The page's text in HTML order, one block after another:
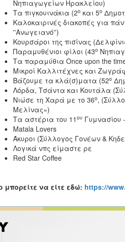
Νηπιαγωγείων Ηρακλείου)
Τα πιγκουινάκια (2οκαι 5ο
Καλοκαιρινές διακοπές για
''Ανωγειανό'')
Κουρσάροι της πισίνας
Παραμυθένιοι φίλοι (43ο
Τα παραμύθια Once upon the
Μικροί Καλλιτέχνες και
Βάζουμε τα κλά(σ)ματα (52ο
Λόρδα, Τσάντα και Κουτάλα
Νιώσε τη Χαρά με το 36ο,
Μελίνας»)
Τα αστέρια του 11 ου Γυμνασίου
Matala Lovers
Άκυροι (Σύλλογος Γονέων &
Λογικά νπς είμαστε ρε
Red Star Coffee
μπορείτε να είτε εδώ: https://